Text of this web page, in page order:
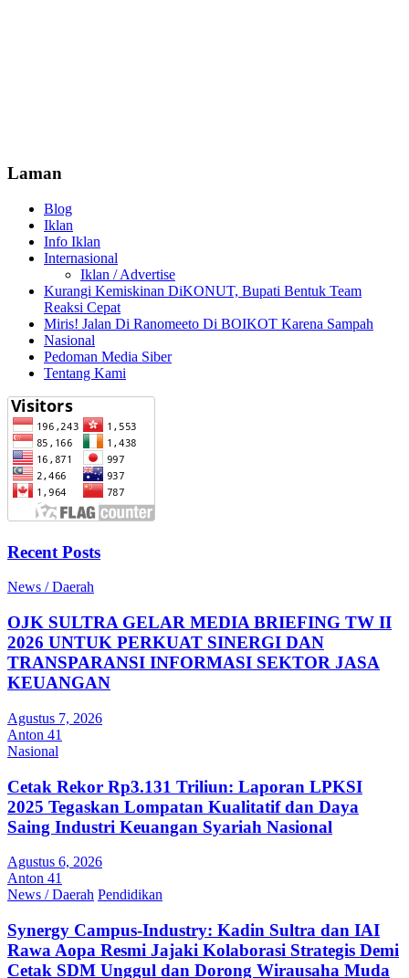
Laman
Blog
Iklan
Info Iklan
Internasional
Iklan / Advertise
Kurangi Kemiskinan DiKONUT, Bupati Bentuk Team
Reaksi Cepat
Miris! Jalan Di Ranomeeto Di BOIKOT Karena Sampah
Nasional
Pedoman Media Siber
Tentang Kami
Recent Posts
News / Daerah
OJK SULTRA GELAR MEDIA BRIEFING TW II
2026 UNTUK PERKUAT SINERGI DAN
TRANSPARANSI INFORMASI SEKTOR JASA
KEUANGAN
Agustus 7, 2026
Anton 41
Nasional
Cetak Rekor Rp3.131 Triliun: Laporan LPKSI
2025 Tegaskan Lompatan Kualitatif dan Daya
Saing Industri Keuangan Syariah Nasional
Agustus 6, 2026
Anton 41
News / Daerah Pendidikan
Synergy Campus-Industry: Kadin Sultra dan IAI
Rawa Aopa Resmi Jajaki Kolaborasi Strategis Demi
Cetak SDM Unggul dan Dorong Wirausaha Muda